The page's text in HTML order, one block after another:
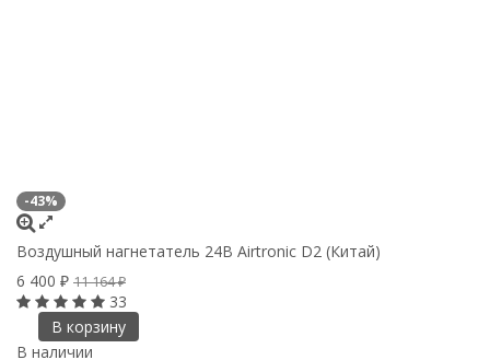
-43%
Воздушный нагнетатель 24В Airtronic D2 (Китай)
6 400 ₽ 11 164₽
33
В корзину
В наличии